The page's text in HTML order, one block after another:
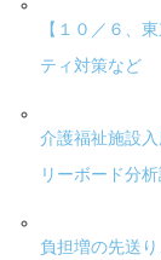
【１０／６、
ティ対策など
介護福祉施設
リーボード分
負担増の先送